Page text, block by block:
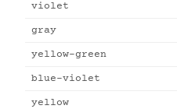
violet
gray
yellow-green
blue-violet
yellow